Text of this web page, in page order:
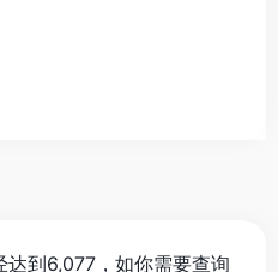
到6,077，如你需要查询